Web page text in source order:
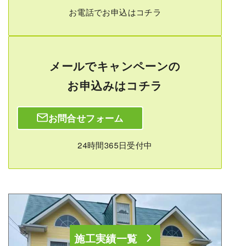
お電話でお申込はコチラ
メールでキャンペーンの
お申込みはコチラ
お問合せフォーム
24時間365日受付中
施工実績一覧